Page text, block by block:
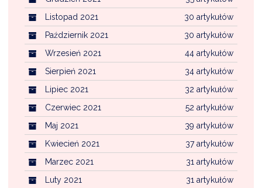
30 artykułów
Listopad 2021
30 artykułów
Październik 2021
44 artykułów
Wrzesień 2021
34 artykułów
Sierpień 2021
32 artykułów
Lipiec 2021
52 artykułów
Czerwiec 2021
39 artykułów
Maj 2021
37 artykułów
Kwiecień 2021
31 artykułów
Marzec 2021
31 artykułów
Luty 2021